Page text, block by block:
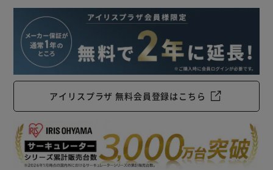
首ふり：左右首ふりのON・OFFを切り替えます。
切タイマー：設定した時間後に運転が停止します。
風量：5段階で調整できます。
リズム：風の強さを変化させ、自然に近い風を再現します。
便利なリモコン付き。
サーキュレーターを高い位置に設置してもリモコンでラクに
操作できます。
◆軽量・コンパクト
アイリスプラザ 無料会員登録はこちら